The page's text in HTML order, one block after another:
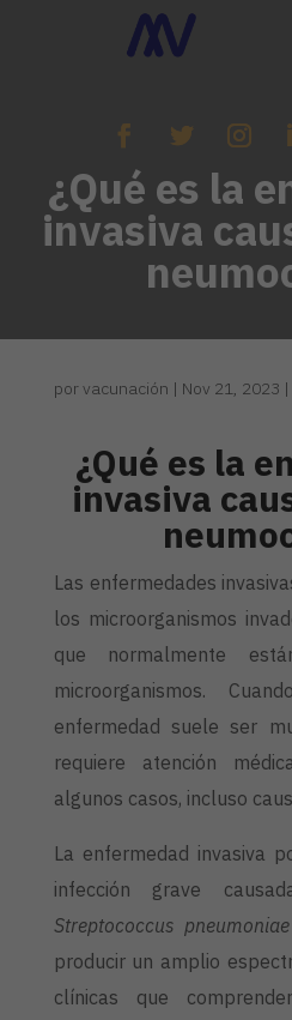
¿Qué es la
invasiva
porvacunación | Nov 21, 2023 |
¿Qué es la
invasiva
Las enfermedades
los microorganismos
que normalmente
microorganismos.
enfermedad suele ser
requiere atención
algunos casos, incluso
La enfermedad invasiva
infección grave
Streptococcus pneumoniae
producir un amplio
clínicas que